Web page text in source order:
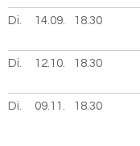
Di. 14.09. 2027
18.30
Di. 12.10. 2027
18.30
Di. 09.11. 2027
18.30